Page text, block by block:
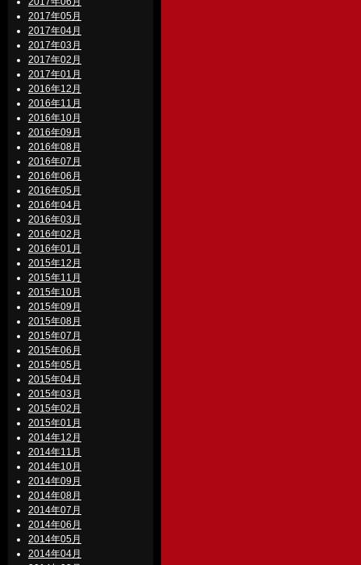
2017年05月
2017年04月
2017年03月
2017年02月
2017年01月
2016年12月
2016年11月
2016年10月
2016年09月
2016年08月
2016年07月
2016年06月
2016年05月
2016年04月
2016年03月
2016年02月
2016年01月
2015年12月
2015年11月
2015年10月
2015年09月
2015年08月
2015年07月
2015年06月
2015年05月
2015年04月
2015年03月
2015年02月
2015年01月
2014年12月
2014年11月
2014年10月
2014年09月
2014年08月
2014年07月
2014年06月
2014年05月
2014年04月